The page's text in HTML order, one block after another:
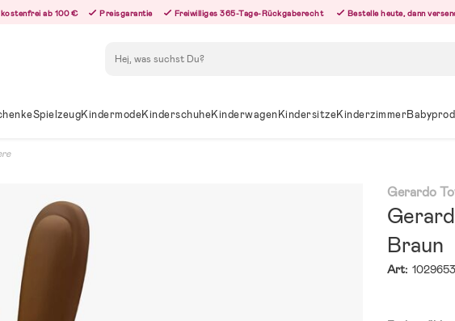
ab 100 € Preisgarantie Freiwilliges 365-Tage-Rückgaberecht Bestelle heute, dann
SpielzeugKindermodeKinderschuheKinderwagenKindersitzeKinderzimmer
Gerardo
Braun
Art: